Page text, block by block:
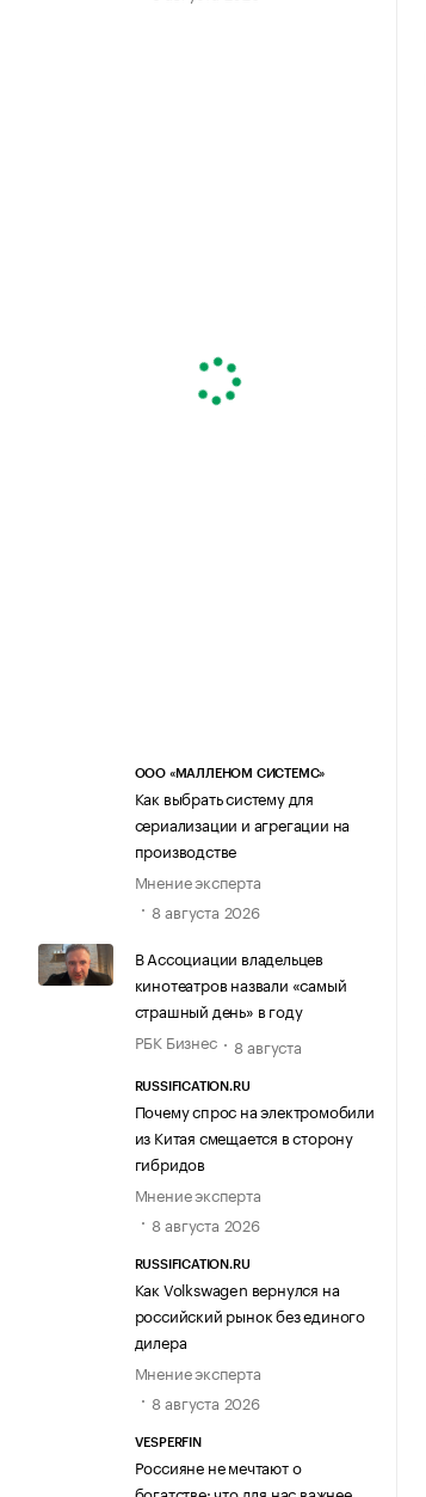
ООО «МАЛЛЕНОМ СИСТЕМС»
Как выбрать систему для
сериализации и агрегации на
производстве
Мнение эксперта
8 августа 2026
В Ассоциации владельцев
кинотеатров назвали «самый
страшный день» в году
РБК Бизнес
8 августа
RUSSIFICATION.RU
Почему спрос на электромобили
из Китая смещается в сторону
гибридов
Мнение эксперта
8 августа 2026
RUSSIFICATION.RU
Как Volkswagen вернулся на
российский рынок без единого
дилера
Мнение эксперта
8 августа 2026
VESPERFIN
Россияне не мечтают о